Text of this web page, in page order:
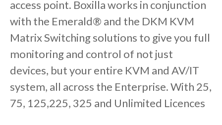
access point. Boxilla works in conjunction
with the Emerald® and the DKM KVM
Matrix Switching solutions to give you full
monitoring and control of not just
devices, but your entire KVM and AV/IT
system, all across the Enterprise. With 25,
75, 125,225, 325 and Unlimited Licences